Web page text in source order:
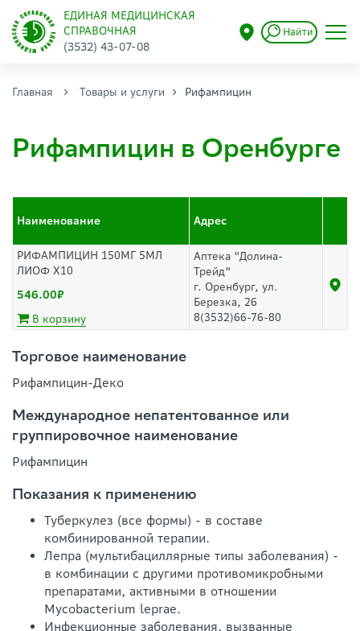
ЕДИНАЯ МЕДИЦИНСКАЯ
СПРАВОЧНАЯ
(3532) 43-07-08
Найти
Главная Товары и услуги Рифампицин
Рифампицин в Оренбурге
Наименование Адрес
РИФАМПИЦИН 150МГ 5МЛ
ЛИОФ Х10
546.00
В корзину
Аптека "Долина-
Трейд"
г. Оренбург, ул.
Березка, 26
8(3532)66-76-80
Торговое наименование
Рифампицин-Деко
Международное непатентованное или
группировочное наименование
Рифампицин
Показания к применению
Туберкулез (все формы) - в составе
комбинированной терапии.
Лепра (мультибациллярные типы заболевания) -
в комбинации с другими противомикробными
препаратами, активными в отношении
Mycobacterium leprae.
Инфекционные заболевания, вызванные